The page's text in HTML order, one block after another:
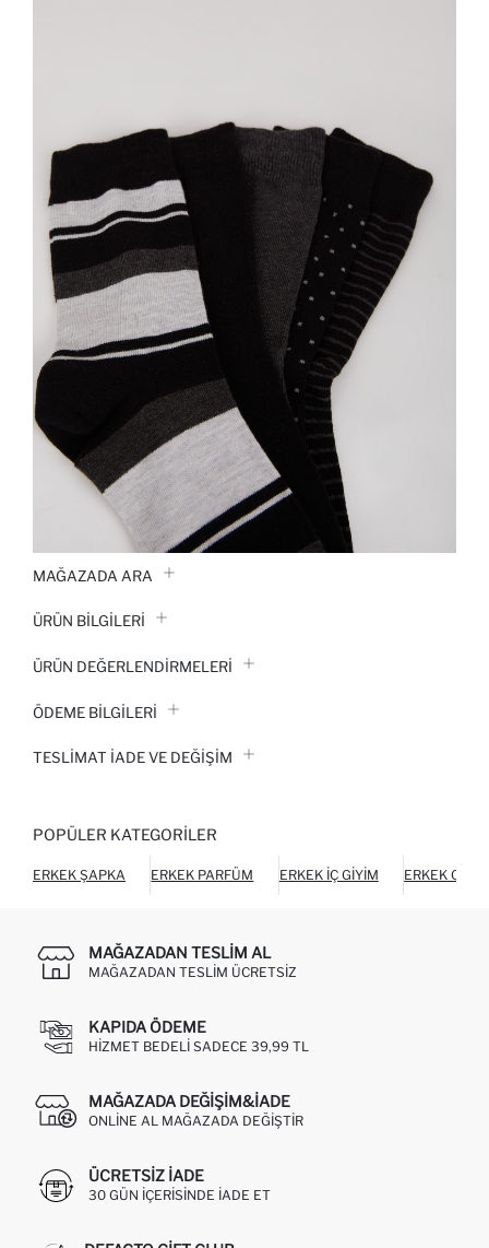
MAĞAZADA ARA
ÜRÜN BILGILERI
ÜRÜN DEĞERLENDİRMELERİ
ÖDEME BİLGİLERİ
TESLIMAT İADE VE DEĞIŞIM
POPÜLER KATEGORILER
ERKEK ŞAPKA ERKEK PARFÜM ERKEK İÇ GIYIM ERKEK
MAĞAZADAN TESLIM AL
MAĞAZADAN TESLIM ÜCRETSIZ
KAPIDA ÖDEME
HIZMET BEDELI SADECE 39,99 TL
MAĞAZADA DEĞIŞIM&İADE
ONLINE AL MAĞAZADA DEĞIŞTIR
ÜCRETSIZ IADE
30 GÜN IÇERISINDE IADE ET